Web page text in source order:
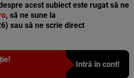
acest subiect este rugat să ne
, să ne sune la
sau să ne scrie direct
Intră în cont!